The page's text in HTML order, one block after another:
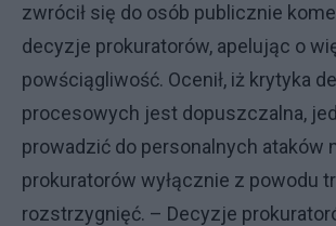
zwrócił się do osób publicznie
decyzje prokuratorów, apelując o
powściągliwość. Ocenił, iż krytyka
procesowych jest dopuszczalna,
prowadzić do personalnych ataków
prokuratorów wyłącznie z powodu
rozstrzygnięć. – Decyzje